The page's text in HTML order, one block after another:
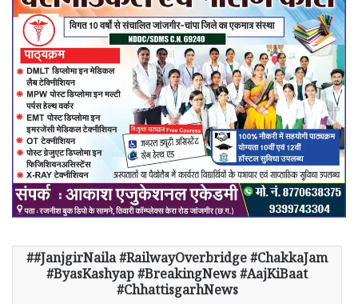
#JanjgirNaila #RailwayOverbridge #ChakkaJam
#ByasKashyap #BreakingNews #AajKiBaat
#ChhattisgarhNews